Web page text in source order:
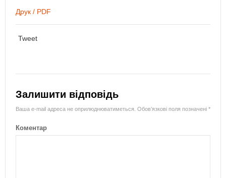
Друк / PDF
Tweet
Залишити відповідь
Ваша e-mail адреса не оприлюднюватиметься. Обов’язкові поля позначені *
Коментар